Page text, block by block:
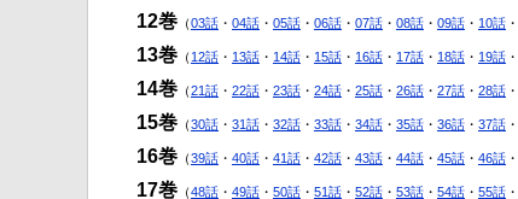
12巻 （03話 ・ 04話 ・ 05話 ・ 06話 ・ 07話 ・ 08話 ・ 09話 ・ 10話 ・
13巻 （12話 ・ 13話 ・ 14話 ・ 15話 ・ 16話 ・ 17話 ・ 18話 ・ 19話 ・
14巻 （21話 ・ 22話 ・ 23話 ・ 24話 ・ 25話 ・ 26話 ・ 27話 ・ 28話 ・
15巻 （30話 ・ 31話 ・ 32話 ・ 33話 ・ 34話 ・ 35話 ・ 36話 ・ 37話 ・
16巻 （39話 ・ 40話 ・ 41話 ・ 42話 ・ 43話 ・ 44話 ・ 45話 ・ 46話 ・
17巻 （48話 ・ 49話 ・ 50話 ・ 51話 ・ 52話 ・ 53話 ・ 54話 ・ 55話 ・